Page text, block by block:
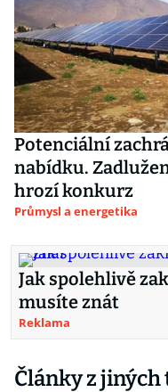
Potenciální
nabídku.
hrozí konkurz
Průmysl a energetika
Jak spolehlivě
musíte znát
Reklama
Články z